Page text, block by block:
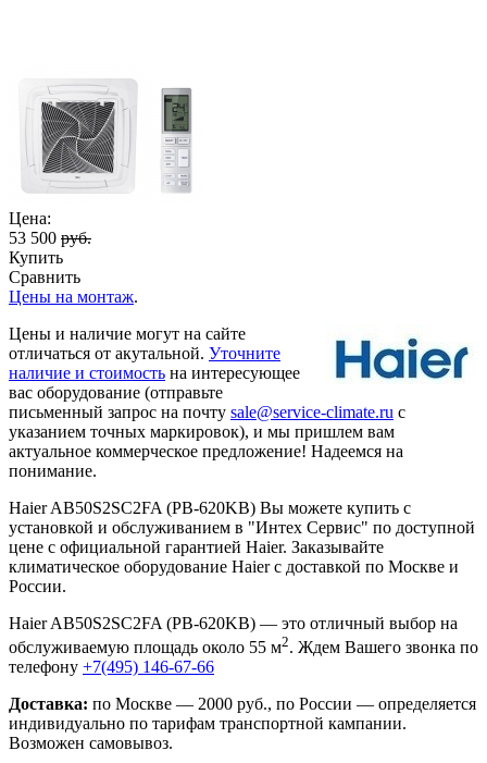
Цена:
53 500 руб.
Купить
Сравнить
Цены на монтаж.
Цены и наличие могут на сайте
отличаться от акутальной. Уточните
наличие и стоимость на интересующее
вас оборудование (отправьте
письменный запрос на почту sale@service-climate.ru с
указанием точных маркировок), и мы пришлем вам
актуальное коммерческое предложение! Надеемся на
понимание.
Haier AB50S2SC2FA (PB-620KB) Вы можете купить с
установкой и обслуживанием в "Интех Сервис" по доступной
цене с официальной гарантией Haier. Заказывайте
климатическое оборудование Haier с доставкой по Москве и
России.
Haier AB50S2SC2FA (PB-620KB) — это отличный выбор на
обслуживаемую площадь около 55 м2. Ждем Вашего звонка по
телефону +7(495) 146-67-66
Доставка: по Москве — 2000 руб., по России — определяется
индивидуально по тарифам транспортной кампании.
Возможен самовывоз.